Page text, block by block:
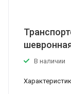
В наличии